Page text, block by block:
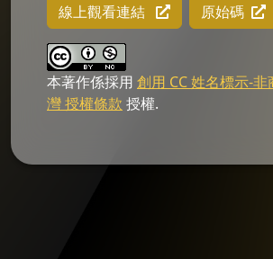
線上觀看連結 原始碼
本著作係採用 創用 CC 姓名標示-非
灣 授權條款 授權.